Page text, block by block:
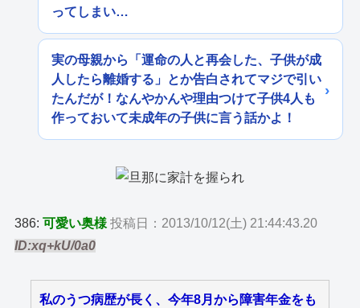
ってしまい…
実の母親から「運命の人と再会した、子供が成
人したら離婚する」とか告白されてマジで引い
たんだが！なんやかんや理由つけて子供4人も
作っておいて未成年の子供に言う話かよ！
386:可愛い奥様 投稿日：2013/10/12(土) 21:44:43.20
ID:xq+kU/0a0
私のうつ病歴が長く、今年8月から障害年金をも